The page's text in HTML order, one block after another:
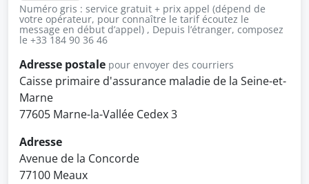
Numéro gris : service gratuit + prix appel (dépend de
votre opérateur, pour connaître le tarif écoutez le
message en début d’appel) , Depuis l’étranger, composez
le +33 184 90 36 46
Adresse postale pour envoyer des courriers
Caisse primaire d'assurance maladie de la Seine-et-
Marne
77605 Marne-la-Vallée Cedex 3
Adresse
Avenue de la Concorde
77100 Meaux